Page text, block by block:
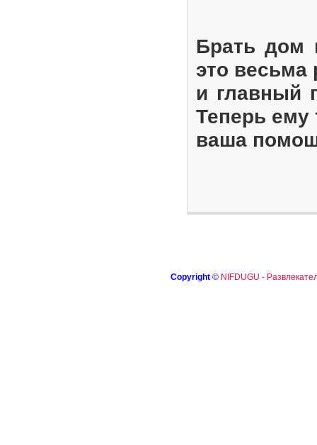
Брать дом
это весьма
и главный
Теперь ему
ваша
Copyright © NIFDUGU -